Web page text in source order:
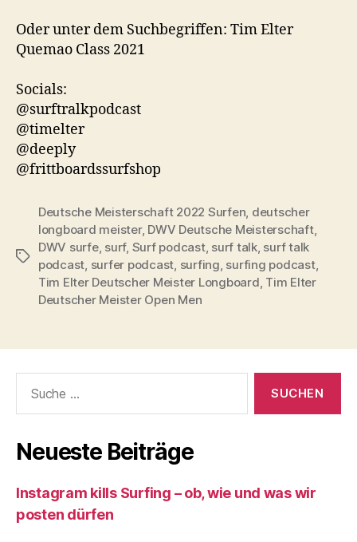
Oder unter dem Suchbegriffen: Tim Elter
Quemao Class 2021
Socials:
@surftralkpodcast
@timelter
@deeply
@frittboardssurfshop
Schlagwörter
Deutsche Meisterschaft 2022 Surfen deutscher
longboard meister, DWV Deutsche Meisterschaft,
DWV surfe, surf, Surf podcast, surf talk, surf talk
podcast surfer podcast surfing surfing podcast,
Tim Elter Deutscher Meister Longboard Tim Elter
Deutscher Meister Open Men
nach:
Neueste Beiträge
Instagram kills Surfing – ob, wie und was wir
posten dürfen